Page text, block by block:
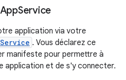
AppService
application via votre
. Vous déclarez ce
manifeste pour permettre à
application et de s'y connecter.